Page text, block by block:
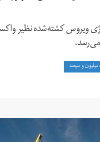
ویروس کشته‌شده نظیر
می‌رسد.
و سیصد